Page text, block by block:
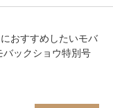
おすすめしたいモバ
ックショウ特別号